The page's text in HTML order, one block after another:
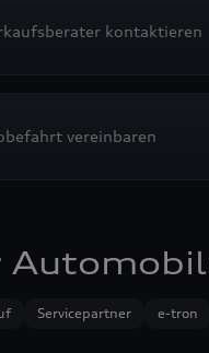
kontaktieren
vereinbaren
Servicepartner e-tron